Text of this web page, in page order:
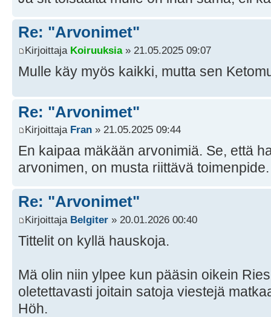
Re: "Arvonimet"
Kirjoittaja Koiruuksia» 21.05.2025 09:07
Mulle käy myös kaikki, mutta sen
Re: "Arvonimet"
Kirjoittaja Fran » 21.05.2025 09:44
En kaipaa mäkään arvonimiä. Se, että
arvonimen, on musta riittävä toimenpide.
Re: "Arvonimet"
Kirjoittaja Belgiter » 20.01.2026 00:40
Tittelit on kyllä hauskoja.
Mä olin niin ylpee kun pääsin oikein
oletettavasti joitain satoja viestejä
Höh.